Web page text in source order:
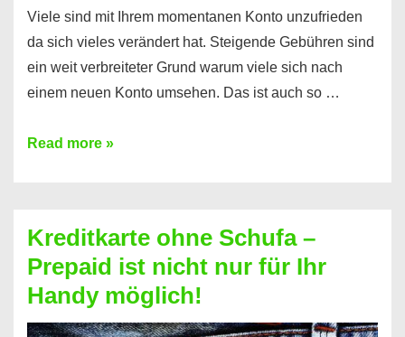
Viele sind mit Ihrem momentanen Konto unzufrieden
da sich vieles verändert hat. Steigende Gebühren sind
ein weit verbreiteter Grund warum viele sich nach
einem neuen Konto umsehen. Das ist auch so …
Konto
Neueröffnung
trotz
Schufaeintrag
möglich
Read more »
Kreditkarte ohne Schufa –
Prepaid ist nicht nur für Ihr
Handy möglich!